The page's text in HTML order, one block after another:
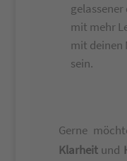
mit mehr
mit deinen
sein.
Gerne
Klarheitund